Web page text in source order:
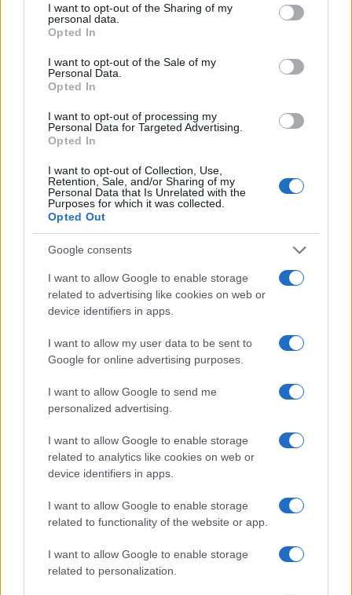
not limited to your visit or usage behaviour. You may click to
grant or deny consent to Google and its third-party tags to
use your data for below specified purposes in below Google
consent section.
I want to opt-out of the Sharing of my
personal data.
Opted In
I want to opt-out of the Sale of my
Personal Data.
Opted In
I want to opt-out of processing my
Personal Data for Targeted Advertising.
Opted In
I want to opt-out of Collection, Use,
Retention, Sale, and/or Sharing of my
Personal Data that Is Unrelated with the
Purposes for which it was collected.
Opted Out
Google consents
I want to allow Google to enable storage
related to advertising like cookies on web or
device identifiers in apps.
I want to allow my user data to be sent to
Google for online advertising purposes.
I want to allow Google to send me
personalized advertising.
I want to allow Google to enable storage
related to analytics like cookies on web or
device identifiers in apps.
I want to allow Google to enable storage
related to functionality of the website or app.
I want to allow Google to enable storage
related to personalization.
tožilstvu.
OSTALO:
Dopoldne v
Gradec, na območju Legna nad Slovenj Gradcem,
obravnavali
sredstva, in sicer minometne mine iz 2. svetovne vojne,
ki jo je varno odstranil in uničil pirotehnik. Sledi poročilo
okrožnemu državnemu tožilstvu.
Popoldne vsredoso sprejeli zahtevo za
obravnavo
mednarodne zaščite/azila, ki jo je podal državljan
zaradi njegovih nacionalnosti, verske pripadnosti,
spolne usmerjenosti in članstva v LGBT skupnosti.
Nadaljnje postopke v tej zvezi bodo udejanjali v Azilnem
domu v Ljubljani, v sklopu Sektorja za postopke za
mednarodno zaščito, Direktorata za migracije MNZ R.
petekzvečer je bila patrulja napotena na območje PP
Ravne na Koroškem, kjer je moški zaradi zdravstvenih